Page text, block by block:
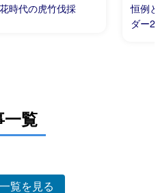
時代の虎竹伐採
恒例
ダー
一覧
覧を見る